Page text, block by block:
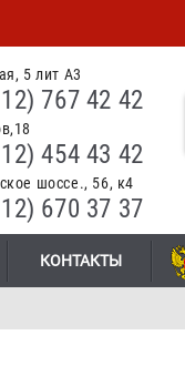
5 лит А3
767 42 42
454 43 42
шоссе., 56, к4
670 37 37
КОНТАКТЫ